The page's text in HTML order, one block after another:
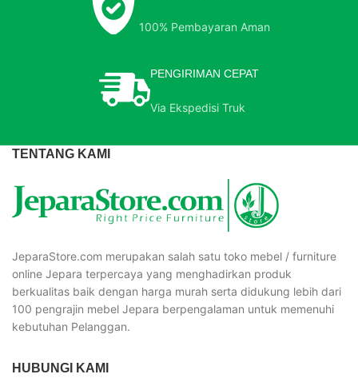
100% Pembayaran Aman
PENGIRIMAN CEPAT
Via Ekspedisi Truk
TENTANG KAMI
JeparaStore.com merupakan salah satu toko mebel / furniture
online Jepara terpercaya yang menghadirkan produk
berkualitas baik dengan harga murah serta didukung lebih dari
100 pengrajin mebel Jepara berpengalaman untuk memenuhi
kebutuhan Pelanggan.
HUBUNGI KAMI